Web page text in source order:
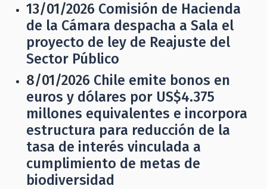
13/01/2026 Comisión de Hacienda
de la Cámara despacha a Sala el
proyecto de ley de Reajuste del
Sector Público
8/01/2026 Chile emite bonos en
euros y dólares por US$4.375
millones equivalentes e incorpora
estructura para reducción de la
tasa de interés vinculada a
cumplimiento de metas de
biodiversidad